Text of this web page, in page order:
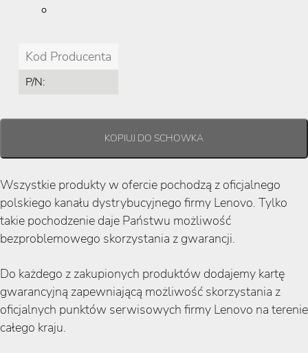
Kod Producenta
P/N:
Wszystkie produkty w ofercie pochodzą z oficjalnego
polskiego kanału dystrybucyjnego firmy Lenovo. Tylko
takie pochodzenie daje Państwu możliwość
bezproblemowego skorzystania z gwarancji.
Do każdego z zakupionych produktów dodajemy kartę
gwarancyjną zapewniającą możliwość skorzystania z
oficjalnych punktów serwisowych firmy Lenovo na terenie
całego kraju.